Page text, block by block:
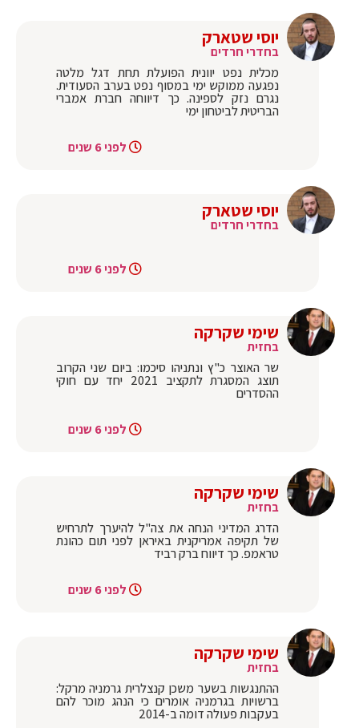
יוסי שטארק
בחדרי חרדים
מכלית נפט יוונית הפועלת תחת דגל מלטה
נפגעה ממוקש ימי במסוף נפט בערב הסעודית.
נגרם נזק לספינה. כך דיווחה חברת אמברי
הבריטית לביטחון ימי
לפני 6 שנים
יוסי שטארק
בחדרי חרדים
לפני 6 שנים
שימי שקרקה
בחזית
שר האוצר כ"ץ ונתניהו סיכמו: ביום שני הקרוב
תוצג המסגרת לתקציב 2021 יחד עם חוקי
ההסדרים
לפני 6 שנים
שימי שקרקה
בחזית
הדרג המדיני הנחה את צה"ל להיערך לתרחיש
של תקיפה אמריקנית באיראן לפני תום כהונת
טראמפ. כך דיווח ברק רביד
לפני 6 שנים
שימי שקרקה
בחזית
ההתנגשות בשער משכן קנצלרית גרמניה מרקל:
ברשויות בגרמניה אומרים כי הנהג מוכר להם
בעקבות פעולה דומה ב-2014